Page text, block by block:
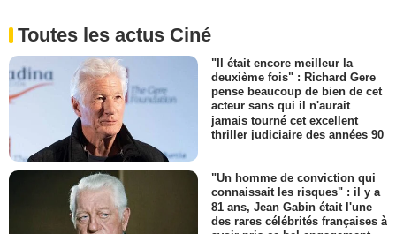
Toutes les actus Ciné
"Il était encore meilleur la
deuxième fois" : Richard Gere
pense beaucoup de bien de cet
acteur sans qui il n'aurait
jamais tourné cet excellent
thriller judiciaire des années 90
"Un homme de conviction qui
connaissait les risques" : il y a
81 ans, Jean Gabin était l'une
des rares célébrités françaises à